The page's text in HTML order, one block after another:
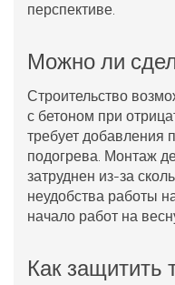
перспективе.
Можно ли
Строительство
с бетоном при
требует добавления
подогрева. Монтаж
затруднен из-за
неудобства работы
начало работ на
Как защитить